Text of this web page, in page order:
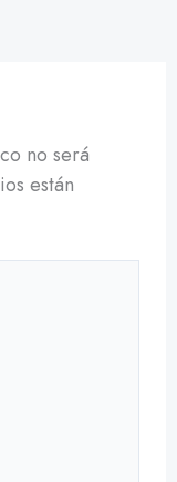
no será
están